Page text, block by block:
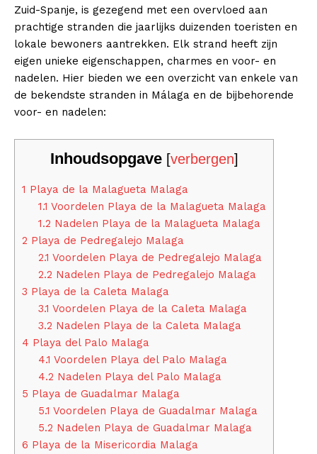
Zuid-Spanje, is gezegend met een overvloed aan
prachtige stranden die jaarlijks duizenden toeristen en
lokale bewoners aantrekken. Elk strand heeft zijn
eigen unieke eigenschappen, charmes en voor- en
nadelen. Hier bieden we een overzicht van enkele van
de bekendste stranden in Málaga en de bijbehorende
voor- en nadelen:
Inhoudsopgave [verbergen]
1 Playa de la Malagueta Malaga
1.1 Voordelen Playa de la Malagueta Malaga
1.2 Nadelen Playa de la Malagueta Malaga
2 Playa de Pedregalejo Malaga
2.1 Voordelen Playa de Pedregalejo Malaga
2.2 Nadelen Playa de Pedregalejo Malaga
3 Playa de la Caleta Malaga
3.1 Voordelen Playa de la Caleta Malaga
3.2 Nadelen Playa de la Caleta Malaga
4 Playa del Palo Malaga
4.1 Voordelen Playa del Palo Malaga
4.2 Nadelen Playa del Palo Malaga
5 Playa de Guadalmar Malaga
5.1 Voordelen Playa de Guadalmar Malaga
5.2 Nadelen Playa de Guadalmar Malaga
6 Playa de la Misericordia Malaga